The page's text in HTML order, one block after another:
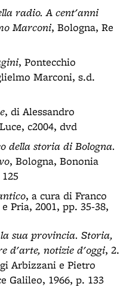
radio. A cent'anni
Marconi, Bologna, Re
, Pontecchio
Marconi, s.d.
, di Alessandro
c2004, dvd
della storia di Bologna.
, Bologna, Bononia
, a cura di Franco
Pria, 2001, pp. 35-38,
sua provincia. Storia,
d'arte, notizie d'oggi, 2.
Arbizzani e Pietro
Galileo, 1966, p. 133